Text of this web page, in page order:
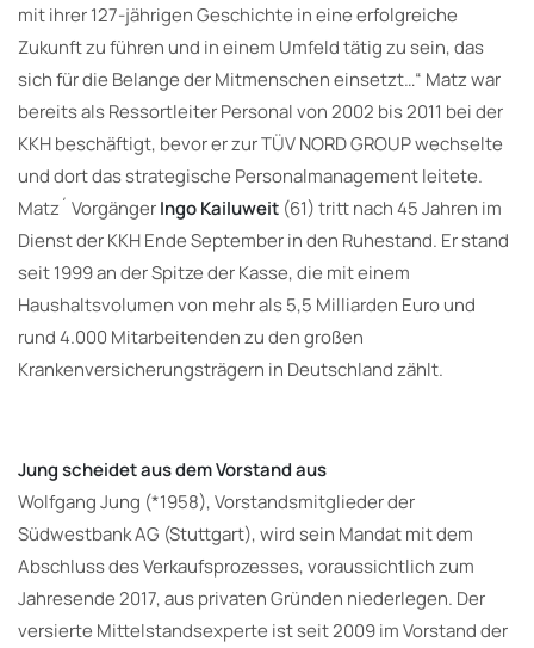
mit ihrer 127-jährigen Geschichte in eine erfolgreiche
Zukunft zu führen und in einem Umfeld tätig zu sein, das
sich für die Belange der Mitmenschen einsetzt…“ Matz war
bereits als Ressortleiter Personal von 2002 bis 2011 bei der
KKH beschäftigt, bevor er zur TÜV NORD GROUP wechselte
und dort das strategische Personalmanagement leitete.
Matz´ VorgängerIngo Kailuweit (61) tritt nach 45 Jahren im
Dienst der KKH Ende September in den Ruhestand. Er stand
seit 1999 an der Spitze der Kasse, die mit einem
Haushaltsvolumen von mehr als 5,5 Milliarden Euro und
rund 4.000 Mitarbeitenden zu den großen
Krankenversicherungsträgern in Deutschland zählt.
Jung scheidet aus dem Vorstand aus
Wolfgang Jung (*1958), Vorstandsmitglieder der
Südwestbank AG (Stuttgart), wird sein Mandat mit dem
Abschluss des Verkaufsprozesses, voraussichtlich zum
Jahresende 2017, aus privaten Gründen niederlegen. Der
versierte Mittelstandsexperte ist seit 2009 im Vorstand der